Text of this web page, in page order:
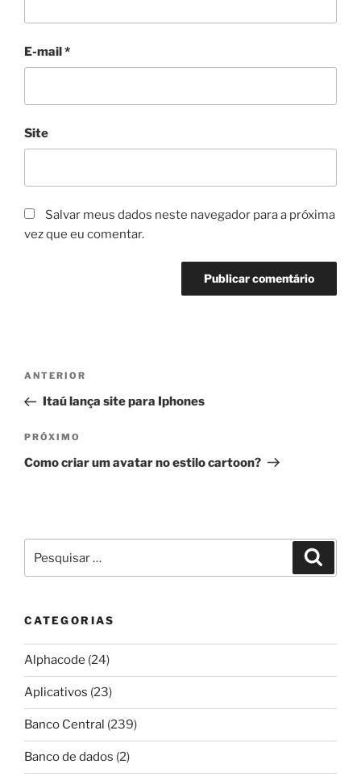
E-mail*
Site
Salvar meus dados neste navegador para a próxima
vez que eu comentar.
Navegação
Post
Post
anterior
ANTERIOR
Itaú lança site para Iphones
Próximo
post
PRÓXIMO
Como criar um avatar no estilo cartoon?
por:
CATEGORIAS
Alphacode (24)
Aplicativos (23)
Banco Central (239)
Banco de dados (2)